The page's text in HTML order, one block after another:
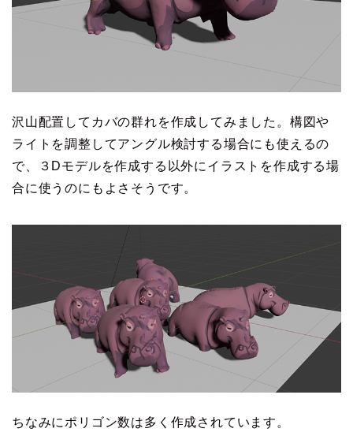
沢山配置してカバの群れを作成してみました。構図や
ライトを調整してアングル検討する場合にも使えるの
で、３Dモデルを作成する以外にイラストを作成する場
合に使うのにもよさそうです。
ちなみにポリゴン数は多く作成されています。